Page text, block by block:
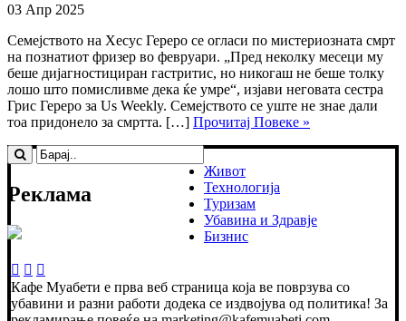
03 Апр 2025
Семејството на Хесус Гереро се огласи по мистериозната смрт
на познатиот фризер во февруари. „Пред неколку месеци му
беше дијагностициран гастритис, но никогаш не беше толку
лошо што помисливме дека ќе умре“, изјави неговата сестра
Грис Гереро за Us Weekly. Семејството се уште не знае дали
тоа придонело за смртта. […] Прочитај Повеке »
Реклама
Живот
Технологија
Туризам
Убавина и Здравје
Бизнис
Кафе Муабети е прва веб страница која ве поврзува со
убавини и разни работи додека се издвојува од политика! За